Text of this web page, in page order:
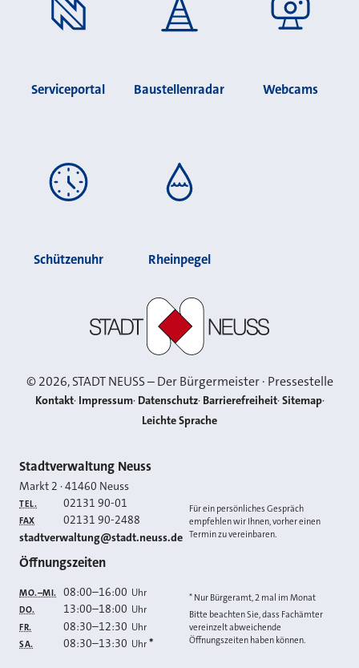
Serviceportal Baustellenradar Webcams
Schützenuhr Rheinpegel
©2026, STADT NEUSS – Der Bürgermeister · Pressestelle
Kontakt Impressum Datenschutz Barrierefreiheit Sitemap
Leichte Sprache
Kontakt
Stadtverwaltung Neuss
Markt 2 ·41460 Neuss
TEL. 02131 90-01
FAX 02131 90-2488
E-MAIL
stadtverwaltung@stadt.neuss.de
Für ein persönliches Gespräch
empfehlen wir Ihnen, vorher einen
Termin zu vereinbaren.
Öffnungszeiten
MO.–MI. 08:00–16:00 Uhr
DO. 13:00–18:00 Uhr
FR. 08:30–12:30 Uhr
SA. 08:30–13:30 Uhr *
* Nur Bürgeramt, 2 mal im Monat
Bitte beachten Sie, dass Fachämter
vereinzelt abweichende
Öffnungszeiten haben können.